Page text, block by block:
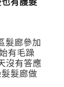
髮廊參加
有毛躁
沒有答應
髮廊做